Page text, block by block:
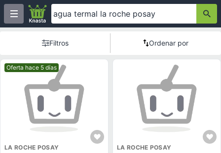
Filtros Ordenar por
Mejor precio.
Oferta hace 5 días
LA ROCHE POSAY LA ROCHE POSAY